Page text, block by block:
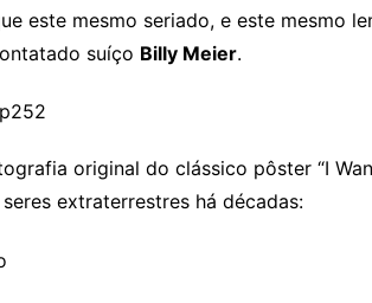
este mesmo seriado, e este mesmo
suíço Billy Meier.
original do clássico pôster “I
extraterrestres há décadas: